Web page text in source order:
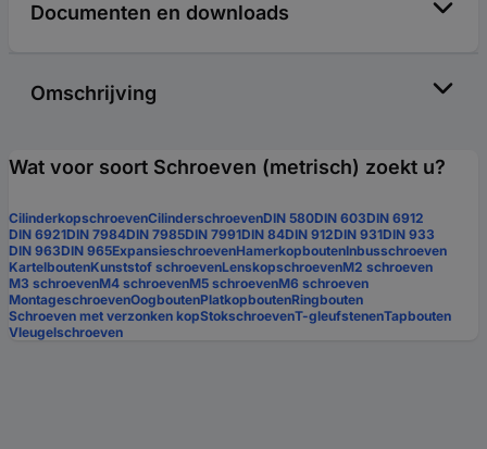
Documenten en downloads
Omschrijving
Wat voor soort Schroeven (metrisch) zoekt u?
CilinderkopschroevenCilinderschroevenDIN 580DIN 603DIN 6912
DIN 6921DIN 7984DIN 7985DIN 7991DIN 84DIN 912DIN 931DIN 933
DIN 963DIN 965ExpansieschroevenHamerkopboutenInbusschroeven
KartelboutenKunststof schroevenLenskopschroevenM2 schroeven
M3 schroevenM4 schroevenM5 schroevenM6 schroeven
MontageschroevenOogboutenPlatkopboutenRingbouten
Schroeven met verzonken kopStokschroevenT-gleufstenenTapbouten
Vleugelschroeven